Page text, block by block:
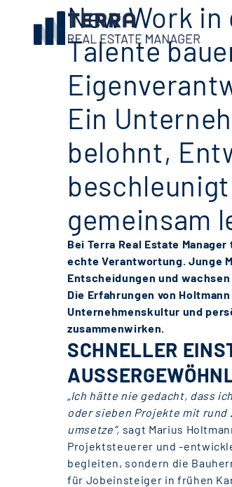
New Work
Talente
Ein
belohnt,
gemeinsam
Bei Terra Real Estate
echte Verantwortung. Junge
Entscheidungen und
Die Erfahrungen von
Unternehmenskultur und
zusammenwirken.
SCHNELLER
„Ich hätte nie gedacht, dass
oder sieben Projekte mit rund
umsetze“, sagt Marius
Projektsteuerer und -
begleiten, sondern die
für Jobeinsteiger in frühen